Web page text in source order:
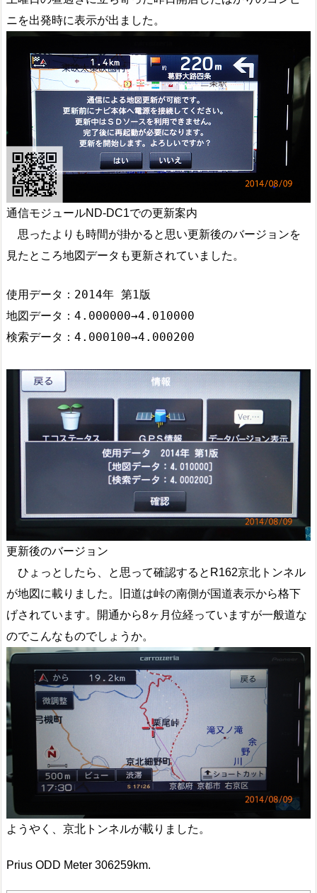
ニを出発時に表示が出ました。
通信モジュールND-DC1での更新案内
思ったよりも時間が掛かると思い更新後のバージョンを
見たところ地図データも更新されていました。
使用データ：2014年 第1版
地図データ：4.000000→4.010000
更新後のバージョン
ひょっとしたら、と思って確認するとR162京北トンネル
が地図に載りました。旧道は峠の南側が国道表示から格下
げされています。開通から8ヶ月位経っていますが一般道な
のでこんなものでしょうか。
ようやく、京北トンネルが載りました。
Prius ODD Meter 306259km.